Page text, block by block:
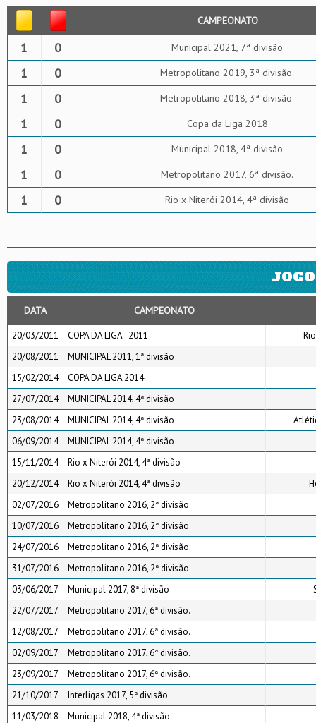
CAMPEONATO
1 0 Municipal 2021, 7ª divisão
1 0 Metropolitano 2019, 3ª divisão.
1 0 Metropolitano 2018, 3ª divisão.
1 0 Copa da Liga 2018
1 0 Municipal 2018, 4ª divisão
1 0 Metropolitano 2017, 6ª divisão.
1 0 Rio x Niterói 2014, 4ª divisão
DATA CAMPEONATO
20/03/2011 COPA DA LIGA - 2011
20/08/2011
MUNICIPAL 2011, 1ª divisão
15/02/2014
COPA DA LIGA 2014
27/07/2014
MUNICIPAL 2014, 4ª divisão
23/08/2014
MUNICIPAL 2014, 4ª divisão
06/09/2014
MUNICIPAL 2014, 4ª divisão
15/11/2014
Rio x Niterói 2014, 4ª divisão
20/12/2014
Rio x Niterói 2014, 4ª divisão
02/07/2016
Metropolitano 2016, 2ª divisão.
10/07/2016
Metropolitano 2016, 2ª divisão.
24/07/2016
Metropolitano 2016, 2ª divisão.
31/07/2016
Metropolitano 2016, 2ª divisão.
03/06/2017
Municipal 2017, 8ª divisão
22/07/2017
Metropolitano 2017, 6ª divisão.
12/08/2017
Metropolitano 2017, 6ª divisão.
02/09/2017
Metropolitano 2017, 6ª divisão.
23/09/2017
Metropolitano 2017, 6ª divisão.
21/10/2017
Interligas 2017, 5ª divisão
11/03/2018
Municipal 2018, 4ª divisão